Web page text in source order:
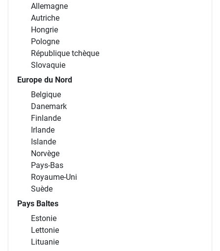
Allemagne
Autriche
Hongrie
Pologne
République tchèque
Slovaquie
Europe du Nord
Belgique
Danemark
Finlande
Irlande
Islande
Norvège
Pays-Bas
Royaume-Uni
Suède
Pays Baltes
Estonie
Lettonie
Lituanie